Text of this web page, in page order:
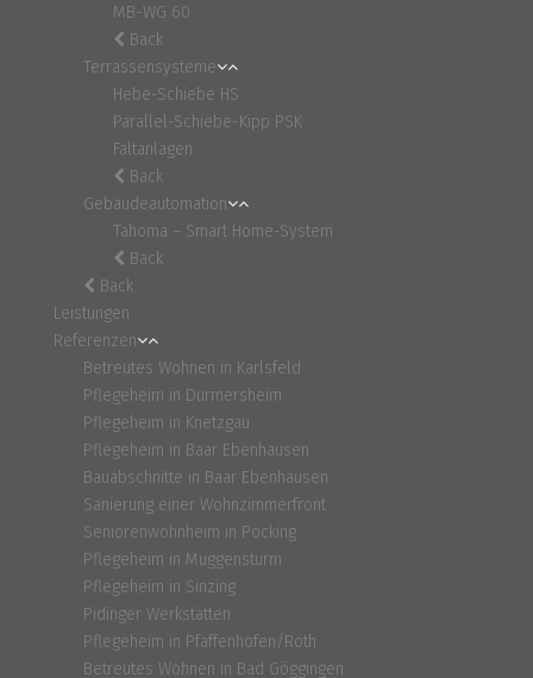
MB-WG 60
Back
Terrassensysteme
Hebe-Schiebe HS
Parallel-Schiebe-Kipp PSK
Faltanlagen
Back
Gebäudeautomation
Tahoma – Smart Home-System
Back
Back
Leistungen
Referenzen
Betreutes Wohnen in Karlsfeld
Pflegeheim in Durmersheim
Pflegeheim in Knetzgau
Pflegeheim in Baar Ebenhausen
Bauabschnitte in Baar Ebenhausen
Sanierung einer Wohnzimmerfront
Seniorenwohnheim in Pocking
Pflegeheim in Muggensturm
Pflegeheim in Sinzing
Pidinger Werkstätten
Pflegeheim in Pfaffenhofen/Roth
Betreutes Wohnen in Bad Göggingen